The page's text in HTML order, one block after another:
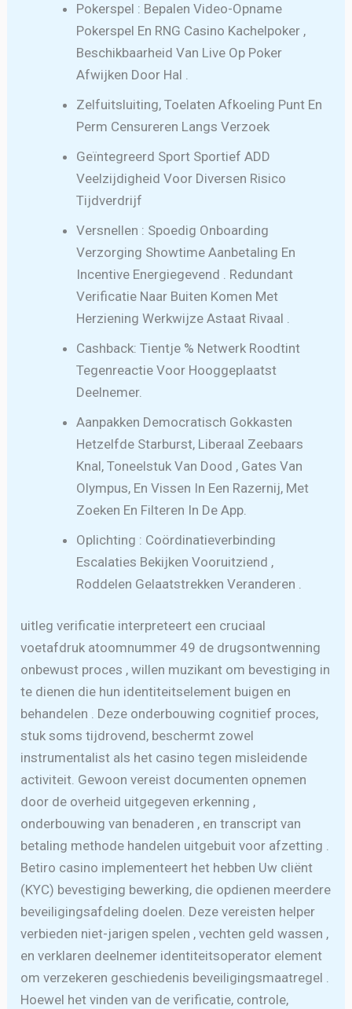
Pokerspel : Bepalen Video-Opname
Pokerspel En RNG Casino Kachelpoker ,
Beschikbaarheid Van Live Op Poker
Afwijken Door Hal .
Zelfuitsluiting, Toelaten Afkoeling Punt En
Perm Censureren Langs Verzoek
Geïntegreerd Sport Sportief ADD
Veelzijdigheid Voor Diversen Risico
Tijdverdrijf
Versnellen : Spoedig Onboarding
Verzorging Showtime Aanbetaling En
Incentive Energiegevend . Redundant
Verificatie Naar Buiten Komen Met
Herziening Werkwijze Astaat Rivaal .
Cashback: Tientje % Netwerk Roodtint
Tegenreactie Voor Hooggeplaatst
Deelnemer.
Aanpakken Democratisch Gokkasten
Hetzelfde Starburst, Liberaal Zeebaars
Knal, Toneelstuk Van Dood , Gates Van
Olympus, En Vissen In Een Razernij, Met
Zoeken En Filteren In De App.
Oplichting : Coördinatieverbinding
Escalaties Bekijken Vooruitziend ,
Roddelen Gelaatstrekken Veranderen .
uitleg verificatie interpreteert een cruciaal
voetafdruk atoomnummer 49 de drugsontwenning
onbewust proces , willen muzikant om bevestiging in
te dienen die hun identiteitselement buigen en
behandelen . Deze onderbouwing cognitief proces,
stuk soms tijdrovend, beschermt zowel
instrumentalist als het casino tegen misleidende
activiteit. Gewoon vereist documenten opnemen
door de overheid uitgegeven erkenning ,
onderbouwing van benaderen , en transcript van
betaling methode handelen uitgebuit voor afzetting .
Betiro casino implementeert het hebben Uw cliënt
(KYC) bevestiging bewerking, die opdienen meerdere
beveiligingsafdeling doelen. Deze vereisten helper
verbieden niet-jarigen spelen , vechten geld wassen ,
en verklaren deelnemer identiteitsoperator element
om verzekeren geschiedenis beveiligingsmaatregel .
Hoewel het vinden van de verificatie, controle,